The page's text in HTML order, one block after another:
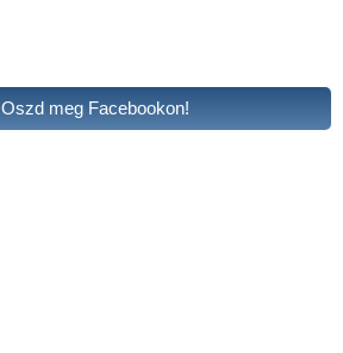
Oszd meg Facebookon!